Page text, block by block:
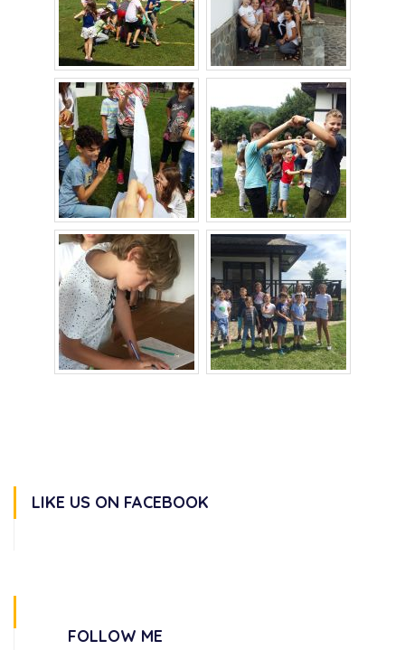
LIKE US ON FACEBOOK
FOLLOW ME